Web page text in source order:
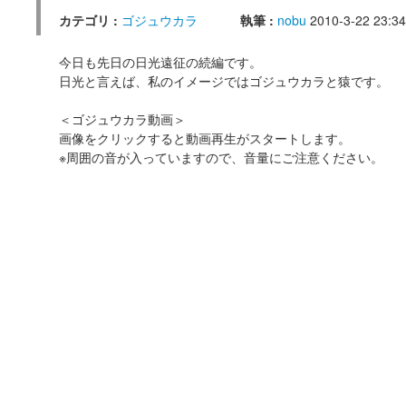
カテゴリ : ゴジュウカラ 執筆 : nobu 2010-3-22 23:34
今日も先日の日光遠征の続編です。
日光と言えば、私のイメージではゴジュウカラと猿です。
＜ゴジュウカラ動画＞
画像をクリックすると動画再生がスタートします。
※周囲の音が入っていますので、音量にご注意ください。